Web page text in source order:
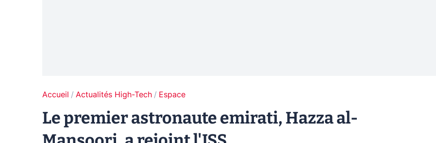
Accueil Actualités High-Tech Espace
Le premier astronaute emirati, Hazza al-